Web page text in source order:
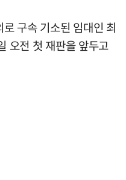
구속 기소된 임대인 최
오전 첫 재판을 앞두고